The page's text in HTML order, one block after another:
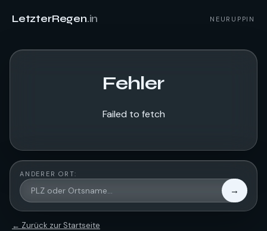
LetzterRegen.in NEURUPPIN
Fehler
Failed to fetch
ANDERER ORT:
→
← Zurück zur Startseite